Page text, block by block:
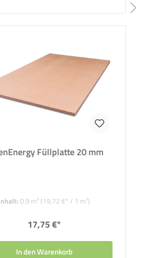
Füllplatte 20 mm
0.9 m² (19,72 €* / 1 m²)
17,75 €*
In den Warenkorb